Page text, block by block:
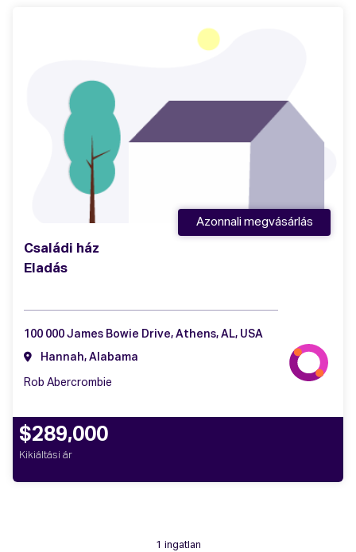
Családi ház
Eladás
Azonnali megvásárlás
100 000 James Bowie Drive, Athens, AL, USA
Hannah, Alabama
Rob Abercrombie
$289,000
Kikiáltási ár
1 ingatlan